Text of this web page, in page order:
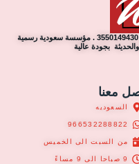
مؤسسة وصلت خير التجارية. رقم السجل التجاري: 3550149430 . مؤسسة سعودية رسمية
بجودة عالية
معنا
السعوديه
966532288822
من السبت الى الخميس
9 صباحا الى 9 مساءً